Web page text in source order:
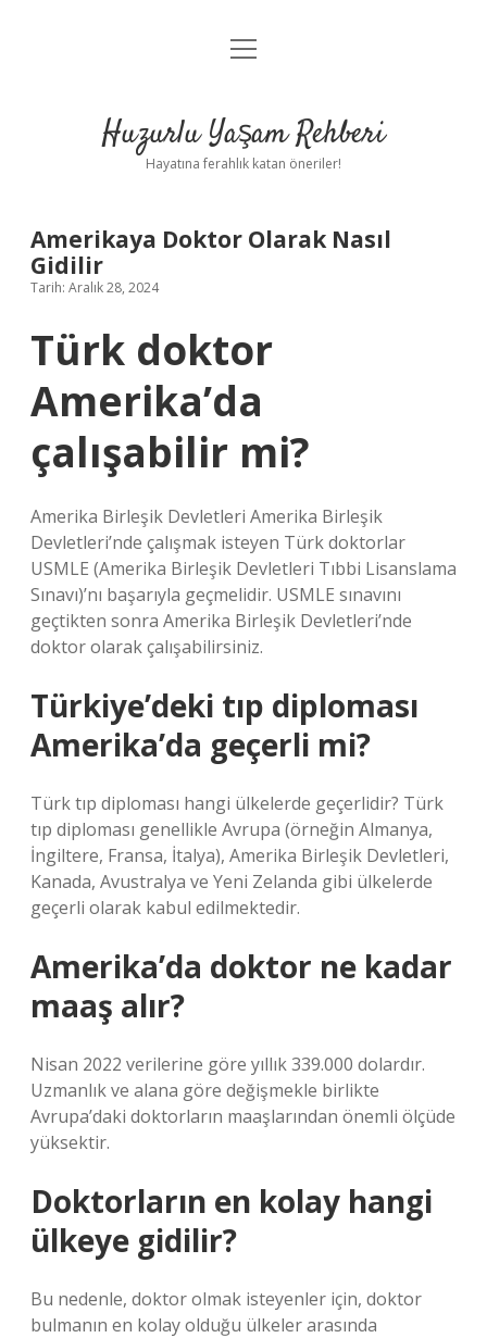
Anasayfa
Yasal Uyarı
menüyü
Huzurlu Yaşam Rehberi
Hayatına ferahlık katan öneriler!
Amerikaya Doktor Olarak Nasıl
Gidilir
Tarih: Aralık 28, 2024
Türk doktor
Amerika’da
çalışabilir mi?
Amerika Birleşik Devletleri Amerika Birleşik
Devletleri’nde çalışmak isteyen Türk doktorlar
USMLE (Amerika Birleşik Devletleri Tıbbi Lisanslama
Sınavı)’nı başarıyla geçmelidir. USMLE sınavını
geçtikten sonra Amerika Birleşik Devletleri’nde
doktor olarak çalışabilirsiniz.
Türkiye’deki tıp diploması
Amerika’da geçerli mi?
Türk tıp diploması hangi ülkelerde geçerlidir? Türk
tıp diploması genellikle Avrupa (örneğin Almanya,
İngiltere, Fransa, İtalya), Amerika Birleşik Devletleri,
Kanada, Avustralya ve Yeni Zelanda gibi ülkelerde
geçerli olarak kabul edilmektedir.
Amerika’da doktor ne kadar
maaş alır?
Nisan 2022 verilerine göre yıllık 339.000 dolardır.
Uzmanlık ve alana göre değişmekle birlikte
Avrupa’daki doktorların maaşlarından önemli ölçüde
yüksektir.
Doktorların en kolay hangi
ülkeye gidilir?
Bu nedenle, doktor olmak isteyenler için, doktor
bulmanın en kolay olduğu ülkeler arasında